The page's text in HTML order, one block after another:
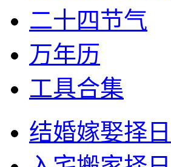
二十四节气
万年历
工具合集
结婚嫁娶择日